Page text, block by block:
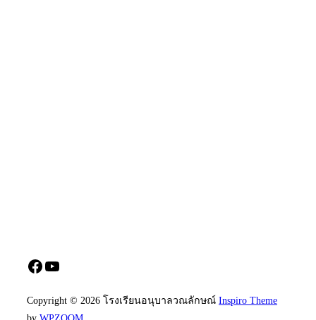
Facebook
YouTube
Copyright © 2026 โรงเรียนอนุบาลวณลักษณ์ Inspiro Theme
by WPZOOM